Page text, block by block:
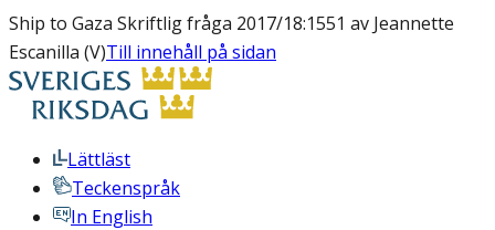
Ship to Gaza Skriftlig fråga 2017/18:1551 av Jeannette
Escanilla (V)Till innehåll på sidan
Lättläst
Teckenspråk
In English